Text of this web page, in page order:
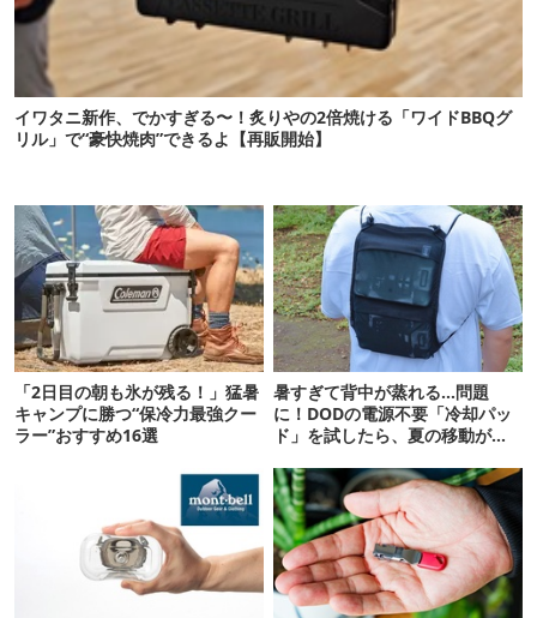
イワタニ新作、でかすぎる〜！炙りやの2倍焼ける「ワイドBBQグ
リル」で“豪快焼肉”できるよ【再販開始】
「2日目の朝も氷が残る！」猛暑
キャンプに勝つ“保冷力最強クー
ラー”おすすめ16選
暑すぎて背中が蒸れる…問題
に！DODの電源不要「冷却パッ
ド」を試したら、夏の移動がラ